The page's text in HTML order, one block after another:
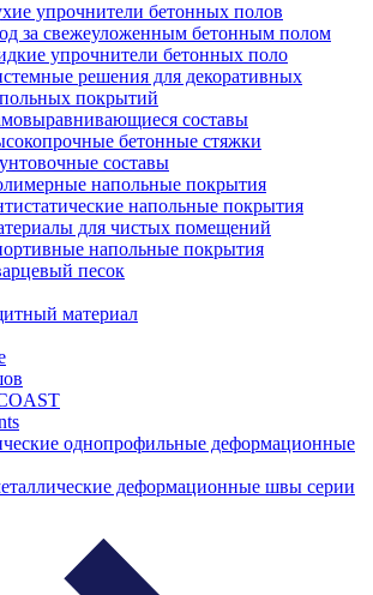
упрочнители бетонных полов
за свежеуложенным бетонным полом
упрочнители бетонных поло
решения для декоративных
покрытий
составы
бетонные стяжки
составы
напольные покрытия
напольные покрытия
для чистых помещений
напольные покрытия
песок
материал
однопрофильные деформационные
деформационные швы серии